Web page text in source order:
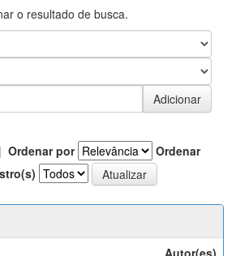
o resultado de busca.
| Ordenar por
Ordenar
Autor(es)